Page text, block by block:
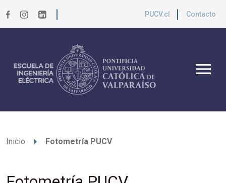
PUCV.cl Contacto
menu
Inicio arrow_right Fotometría PUCV